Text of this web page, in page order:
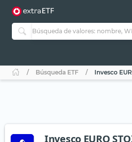
Búsqueda ETF Invesco
Invesco EURO